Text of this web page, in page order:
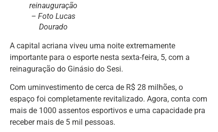
reinauguração
– Foto Lucas
Dourado
A capital acriana viveu uma noite extremamente
importante para o esporte nesta sexta-feira, 5, com a
reinaguração do Ginásio do Sesi.
Com uminvestimento de cerca de R$ 28 milhões, o
espaço foi completamente revitalizado. Agora, conta com
mais de 1000 assentos esportivos e uma capacidade pra
receber mais de 5 mil pessoas.